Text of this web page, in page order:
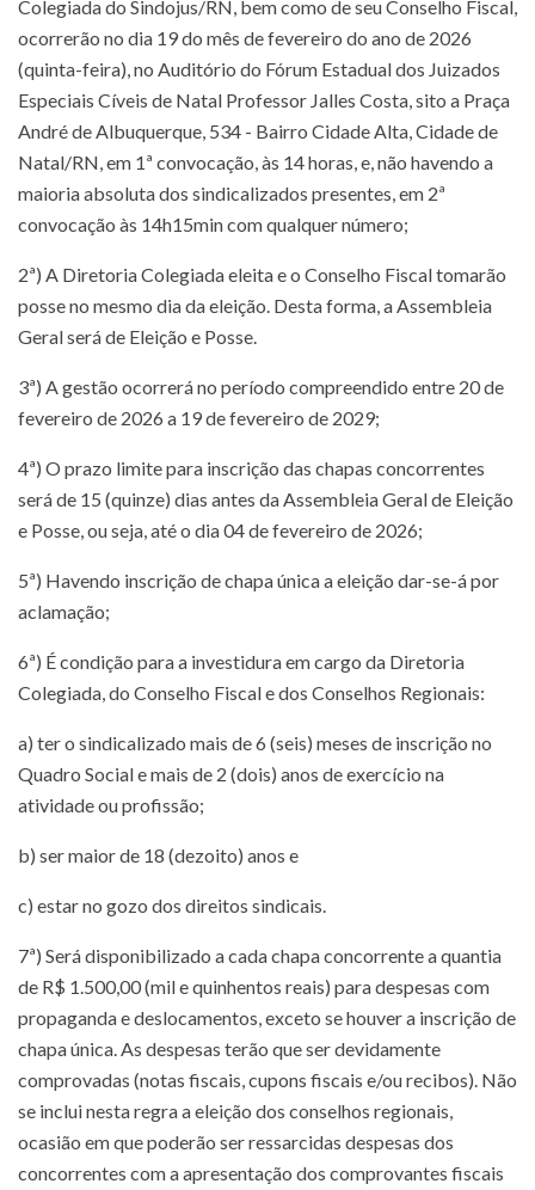
Colegiada do Sindojus/RN, bem como de seu Conselho Fiscal,
ocorrerão no dia 19 do mês de fevereiro do ano de 2026
(quinta-feira), no Auditório do Fórum Estadual dos Juizados
Especiais Cíveis de Natal Professor Jalles Costa, sito a Praça
André de Albuquerque, 534 - Bairro Cidade Alta, Cidade de
Natal/RN, em 1ª convocação, às 14 horas, e, não havendo a
maioria absoluta dos sindicalizados presentes, em 2ª
convocação às 14h15min com qualquer número;
2ª) A Diretoria Colegiada eleita e o Conselho Fiscal tomarão
posse no mesmo dia da eleição. Desta forma, a Assembleia
Geral será de Eleição e Posse.
3ª) A gestão ocorrerá no período compreendido entre 20 de
fevereiro de 2026 a 19 de fevereiro de 2029;
4ª) O prazo limite para inscrição das chapas concorrentes
será de 15 (quinze) dias antes da Assembleia Geral de Eleição
e Posse, ou seja, até o dia 04 de fevereiro de 2026;
5ª) Havendo inscrição de chapa única a eleição dar-se-á por
aclamação;
6ª) É condição para a investidura em cargo da Diretoria
Colegiada, do Conselho Fiscal e dos Conselhos Regionais:
a) ter o sindicalizado mais de 6 (seis) meses de inscrição no
Quadro Social e mais de 2 (dois) anos de exercício na
atividade ou profissão;
b) ser maior de 18 (dezoito) anos e
c) estar no gozo dos direitos sindicais.
7ª) Será disponibilizado a cada chapa concorrente a quantia
de R$ 1.500,00 (mil e quinhentos reais) para despesas com
propaganda e deslocamentos, exceto se houver a inscrição de
chapa única. As despesas terão que ser devidamente
comprovadas (notas fiscais, cupons fiscais e/ou recibos). Não
se inclui nesta regra a eleição dos conselhos regionais,
ocasião em que poderão ser ressarcidas despesas dos
concorrentes com a apresentação dos comprovantes fiscais